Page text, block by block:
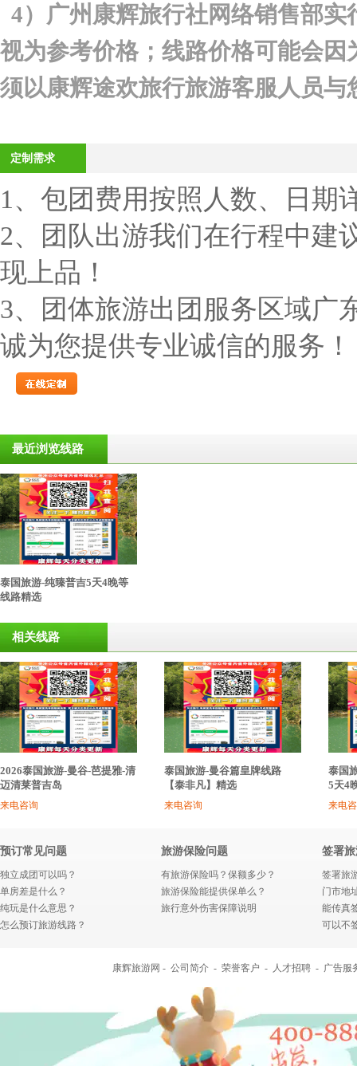
4）广州康辉旅行社网络销售部
视为参考价格；线路价格可能会
须以康辉途欢旅行旅游客服人员
定制需求
1、包团费用按照人数、日期
2、团队出游我们在行程中建
现上品！
3、团体旅游出团服务区域广
诚为您提供专业诚信的服务！
最近浏览线路
泰国旅游-纯臻普吉5天4晚等
线路精选
相关线路
2026泰国旅游-曼谷-芭提雅-清
迈清莱普吉岛
来电咨询
泰国旅游-曼谷篇皇牌线路
【泰非凡】精选
来电咨询
泰国
5天4
来电
预订常见问题
独立成团可以吗？
单房差是什么？
纯玩是什么意思？
怎么预订旅游线路？
旅游保险问题
有旅游保险吗？保额多少？
旅游保险能提供保单么？
旅行意外伤害保障说明
签署
签署旅
门市地
能传真
可以不
康辉旅游网 - 公司简介 - 荣誉客户 - 人才招聘 - 广告服